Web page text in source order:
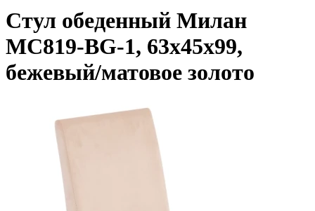
Стул обеденный Милан
MC819-BG-1, 63х45х99,
бежевый/матовое золото